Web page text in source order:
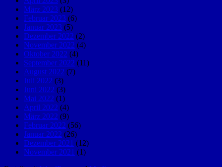
März 2023 (12)
Februar 2023 (6)
Januar 2023 (5)
Dezember 2022 (2)
November 2022 (4)
Oktober 2022 (4)
September 2022 (11)
August 2022 (7)
Juli 2022 (3)
Juni 2022 (3)
Mai 2022 (1)
April 2022 (4)
März 2022 (9)
Februar 2022 (56)
Januar 2022 (26)
Dezember 2021 (12)
November 2021 (1)